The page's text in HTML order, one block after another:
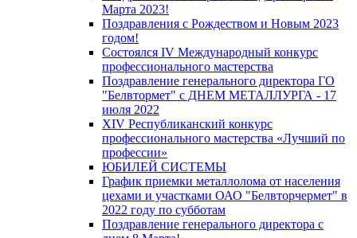
Марта 2023!
Поздравления с Рождеством и Новым 2023
годом!
Cостоялся IV Международный конкурс
профессионального мастерства
Поздравление генерального директора ГО
"Белвтормет" с ДНЕМ МЕТАЛЛУРГА - 17
июля 2022
XIV Республиканский конкурс
профессионального мастерства «Лучший по
профессии»
ЮБИЛЕЙ СИСТЕМЫ
График приемки металлолома от населения
цехами и участками ОАО "Белвторчермет" в
2022 году по субботам
Поздравление генерального директора с